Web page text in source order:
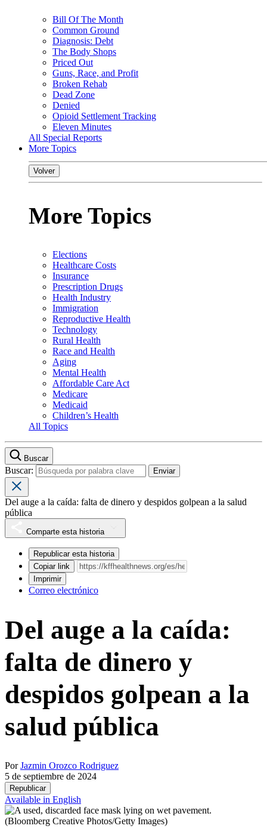
Bill Of The Month
Common Ground
Diagnosis: Debt
The Body Shops
Priced Out
Guns, Race, and Profit
Broken Rehab
Dead Zone
Denied
Opioid Settlement Tracking
Eleven Minutes
All Special Reports
More Topics
Volver
More Topics
Elections
Healthcare Costs
Insurance
Prescription Drugs
Health Industry
Immigration
Reproductive Health
Technology
Rural Health
Race and Health
Aging
Mental Health
Affordable Care Act
Medicare
Medicaid
Children’s Health
All Topics
Buscar
Buscar:
Del auge a la caída: falta de dinero y despidos golpean a la salud
pública
Comparte esta historia
Republicar esta historia
Copiar link
Imprimir
Correo electrónico
Del auge a la caída:
falta de dinero y
despidos golpean a la
salud pública
PorJazmin Orozco Rodriguez
5 de septiembre de 2024
Republicar
Available in English
(Bloomberg Creative Photos/Getty Images)